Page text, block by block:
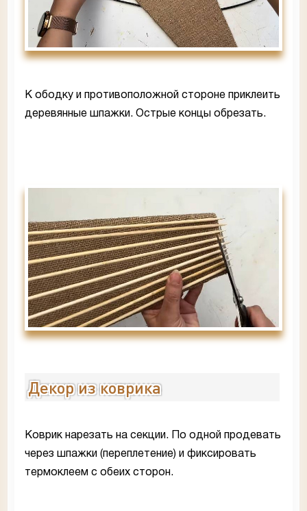
К ободку и противоположной стороне приклеить
деревянные шпажки. Острые концы обрезать.
Декор из коврика
Коврик нарезать на секции. По одной продевать
через шпажки (переплетение) и фиксировать
термоклеем с обеих сторон.